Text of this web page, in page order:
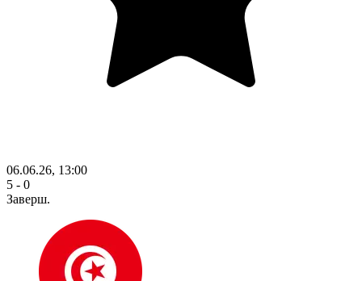
06.06.26, 13:00
5 - 0
Заверш.